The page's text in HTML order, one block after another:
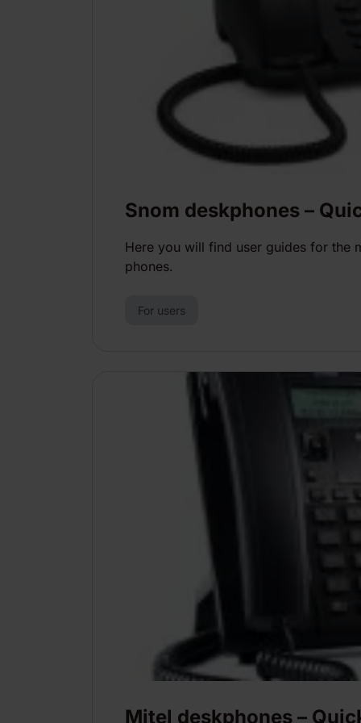
Snom deskphones –
Here you will find user guides for the
phones.
For users
Mitel deskphones –